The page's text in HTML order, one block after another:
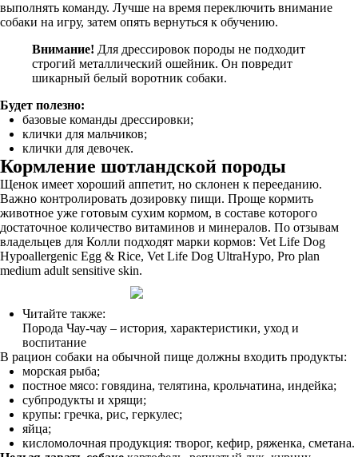
выполнять команду. Лучше на время переключить внимание
собаки на игру, затем опять вернуться к обучению.
Внимание! Для дрессировок породы не подходит
строгий металлический ошейник. Он повредит
шикарный белый воротник собаки.
Будет полезно:
базовые команды дрессировки;
клички для мальчиков;
клички для девочек.
Кормление шотландской породы
Щенок имеет хороший аппетит, но склонен к перееданию.
Важно контролировать дозировку пищи. Проще кормить
животное уже готовым сухим кормом, в составе которого
достаточное количество витаминов и минералов. По отзывам
владельцев для Колли подходят марки кормов: Vet Life Dog
Hypoallergenic Egg & Rice, Vet Life Dog UltraHypo, Pro plan
medium adult sensitive skin.
Читайте также:
Порода Чау-чау – история, характеристики, уход и
воспитание
В рацион собаки на обычной пище должны входить продукты:
морская рыба;
постное мясо: говядина, телятина, крольчатина, индейка;
субпродукты и хрящи;
крупы: гречка, рис, геркулес;
яйца;
кисломолочная продукция: творог, кефир, ряженка, сметана.